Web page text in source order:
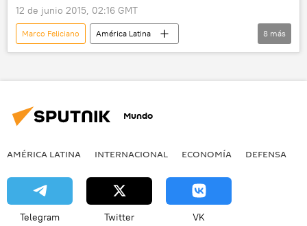
12 de junio 2015, 02:16 GMT
Marco Feliciano
América Latina
Internacional
Brasil
Sao Paulo
LGBT
símbolos cristianos
8 más
Mundo
AMÉRICA LATINA INTERNACIONAL ECONOMÍA DEFENSA
Telegram Twitter VK